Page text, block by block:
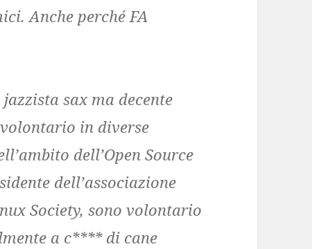
Anche perché FA
sax ma decente
in diverse
dell’Open Source
dell’associazione
Society, sono volontario
a c**** di cane